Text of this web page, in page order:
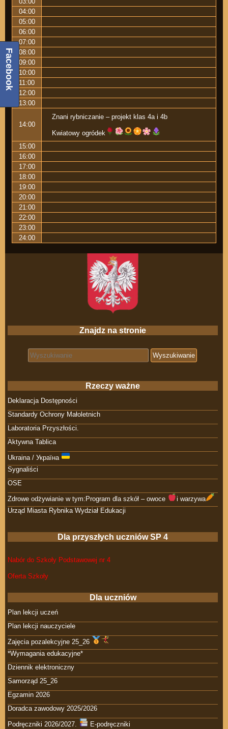
04:00
05:00
06:00
07:00
08:00
09:00
10:00
11:00
12:00
13:00
14:00
Znani rybniczanie – projekt klas 4a i 4b
Kwiatowy ogródek
15:00
16:00
17:00
18:00
19:00
20:00
21:00
22:00
23:00
24:00
Znajdz na stronie
Search for:
Rzeczy ważne
Deklaracja Dostępności
Standardy Ochrony Małoletnich
Laboratoria Przyszłości.
Aktywna Tablica
Ukraina / Україна
Sygnaliści
OSE
Zdrowe odżywianie w tym:Program dla szkół – owoce
i warzywa
Urząd Miasta Rybnika Wydział Edukacji
Dla przyszłych uczniów SP 4
Nabór do Szkoły Podstawowej nr 4
Oferta Szkoły
Dla uczniów
Plan lekcji uczeń
Plan lekcji nauczyciele
Zajęcia pozalekcyjne 25_26
*Wymagania edukacyjne*
Dziennik elektroniczny
Samorząd 25_26
Egzamin 2026
Doradca zawodowy 2025/2026
Podręczniki 2026/2027.
E-podręczniki
Facebook